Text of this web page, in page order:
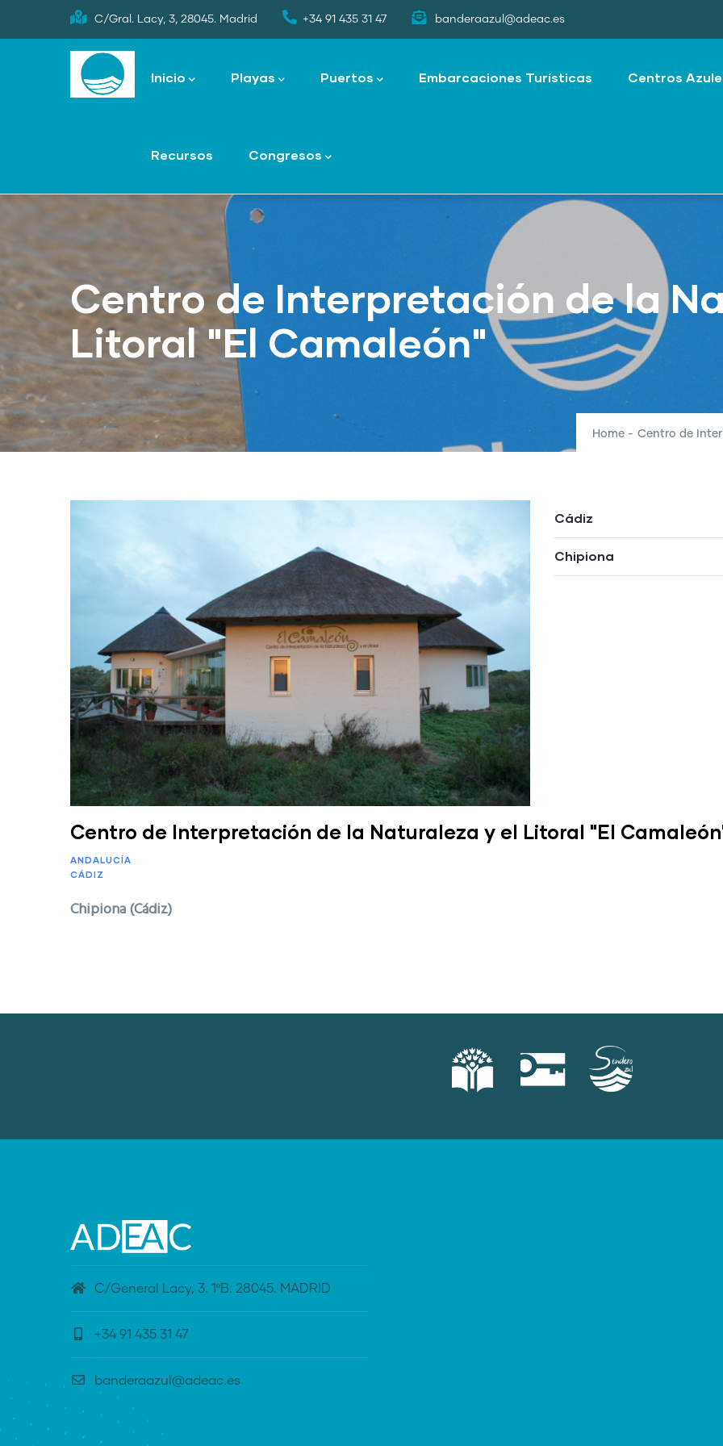
to
C/Gral. Lacy, 3, 28045. Madrid +34 91 435 31 47 banderaazul@adeac.es
navigation
Inicio Playas Puertos Embarcaciones Turísticas Centros
Recursos Congresos
Centro de Interpretación de la
Litoral "El Camaleón"
Home - Centro de
Cádiz
Chipiona
Centro de Interpretación de la Naturaleza y el Litoral "El
ANDALUCÍA
CÁDIZ
Chipiona (Cádiz)
C/General Lacy, 3. 1ºB. 28045. MADRID
+34 91 435 31 47
banderaazul@adeac.es